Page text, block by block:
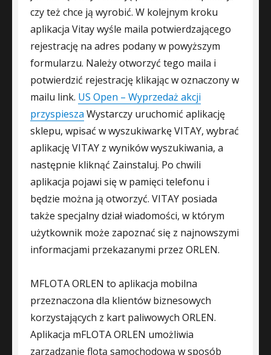
czy też chce ją wyrobić. W kolejnym kroku
aplikacja Vitay wyśle maila potwierdzającego
rejestrację na adres podany w powyższym
formularzu. Należy otworzyć tego maila i
potwierdzić rejestrację klikając w oznaczony w
mailu link. US Open – Wyprzedaż akcji
przyspiesza Wystarczy uruchomić aplikację
sklepu, wpisać w wyszukiwarkę VITAY, wybrać
aplikację VITAY z wyników wyszukiwania, a
następnie kliknąć Zainstaluj. Po chwili
aplikacja pojawi się w pamięci telefonu i
będzie można ją otworzyć. VITAY posiada
także specjalny dział wiadomości, w którym
użytkownik może zapoznać się z najnowszymi
informacjami przekazanymi przez ORLEN.
MFLOTA ORLEN to aplikacja mobilna
przeznaczona dla klientów biznesowych
korzystających z kart paliwowych ORLEN.
Aplikacja mFLOTA ORLEN umożliwia
zarządzanie flotą samochodową w sposób